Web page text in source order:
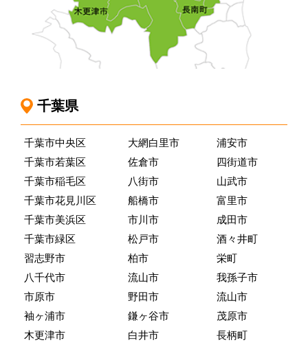
千葉県
千葉市中央区
千葉市若葉区
千葉市稲毛区
千葉市花見川区
千葉市美浜区
千葉市緑区
習志野市
八千代市
市原市
袖ヶ浦市
木更津市
大網白里市
佐倉市
八街市
船橋市
市川市
松戸市
柏市
流山市
野田市
鎌ヶ谷市
白井市
浦安市
四街道市
山武市
富里市
成田市
酒々井町
栄町
我孫子市
流山市
茂原市
長柄町